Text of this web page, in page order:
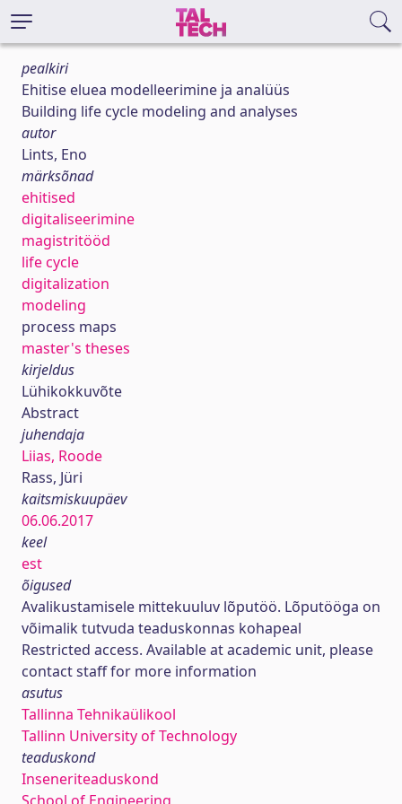
pealkiri
Ehitise eluea modelleerimine ja analüüs
Building life cycle modeling and analyses
autor
Lints, Eno
märksõnad
ehitised
digitaliseerimine
magistritööd
life cycle
digitalization
modeling
process maps
master's theses
kirjeldus
Lühikokkuvõte
Abstract
juhendaja
Liias, Roode
Rass, Jüri
kaitsmiskuupäev
06.06.2017
keel
est
õigused
Avalikustamisele mittekuuluv lõputöö. Lõputööga on
võimalik tutvuda teaduskonnas kohapeal
Restricted access. Available at academic unit, please
contact staff for more information
asutus
Tallinna Tehnikaülikool
Tallinn University of Technology
teaduskond
Inseneriteaduskond